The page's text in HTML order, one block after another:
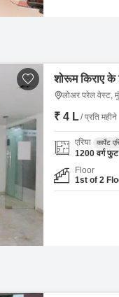
शोरूम किराए
लोअर परेल वेस्ट,
₹ 4 L/ प्रति महीने
एरिया कार्पेट
1200 वर्ग फुट
Floor
1st of 2